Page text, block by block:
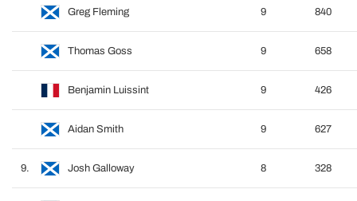
Greg Fleming 9 840
Thomas Goss 9 658
Benjamin Luissint 9 426
Aidan Smith 9 627
9. Josh Galloway 8 328